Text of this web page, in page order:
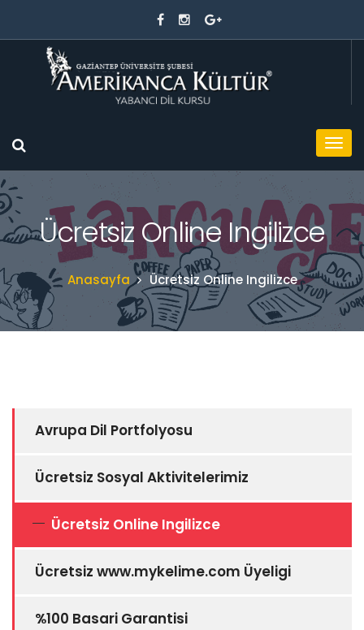
Ücretsiz Online Ingilizce
Anasayfa Ücretsiz Online Ingilizce
Avrupa Dil Portfolyosu
Ücretsiz Sosyal Aktivitelerimiz
Ücretsiz Online Ingilizce
Ücretsiz www.mykelime.com Üyeligi
%100 Basari Garantisi